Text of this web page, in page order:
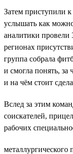
Затем приступили
услышать как
аналитики провели
регионах
группа собрала
и смогла понять, за
и на чём стоит
Вслед за этим
соискателей,
рабочих
металлургического